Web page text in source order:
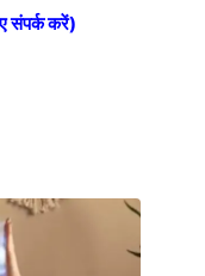
संपर्क करें)